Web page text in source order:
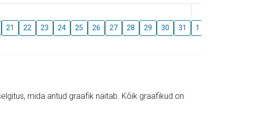
21 22 23 24 25 26 27 28 29 30 31 1
mida antud graafik näitab. Kõik graafikud on